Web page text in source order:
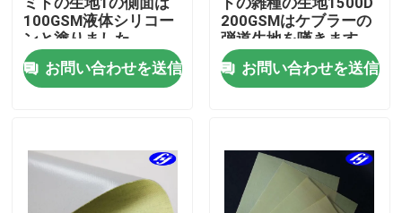
ホーム
100GSM液体シリコー
ンと塗りました
お問い合わせを送信
200GSMはケブラーの
弾道生地を嘆きます
お問い合わせを送信